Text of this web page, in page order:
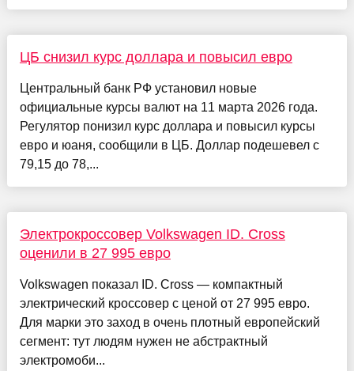
ЦБ снизил курс доллара и повысил евро
Центральный банк РФ установил новые
официальные курсы валют на 11 марта 2026 года.
Регулятор понизил курс доллара и повысил курсы
евро и юаня, сообщили в ЦБ. Доллар подешевел с
79,15 до 78,...
Электрокроссовер Volkswagen ID. Cross
оценили в 27 995 евро
Volkswagen показал ID. Cross — компактный
электрический кроссовер с ценой от 27 995 евро.
Для марки это заход в очень плотный европейский
сегмент: тут людям нужен не абстрактный
электромоби...